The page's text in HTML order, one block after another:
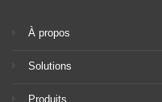
À propos
Solutions
Produits